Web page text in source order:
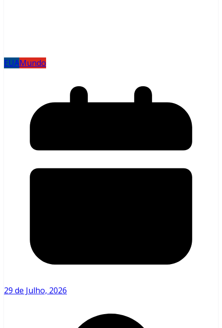
EUAMundo
29 de Julho, 2026